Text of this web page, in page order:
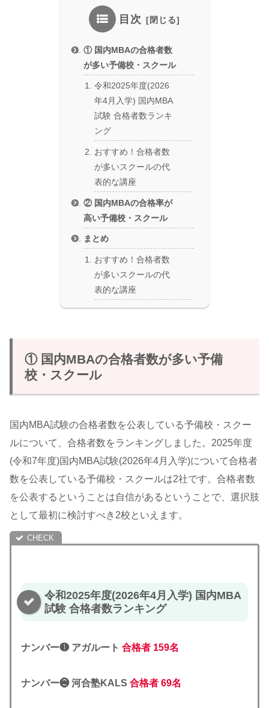
目次
① 国内MBAの合格者数
が多い予備校・スクール
令和2025年度(2026
年4月入学) 国内MBA
試験 合格者数ランキ
ング
おすすめ！合格者数
が多いスクールの代
表的な講座
② 国内MBAの合格率が
高い予備校・スクール
まとめ
おすすめ！合格者数
が多いスクールの代
表的な講座
① 国内MBAの合格者数が多い予備
校・スクール
国内MBA試験の合格者数を公表している予備校・スクー
ルについて、合格者数をランキングしました。2025年度
(令和7年度)国内MBA試験(2026年4月入学)について合格者
数を公表している予備校・スクールは2社です。合格者数
を公表するということは自信があるということで、選択肢
として最初に検討すべき2校といえます。
令和2025年度(2026年4月入学) 国内MBA
試験 合格者数ランキング
ナンバー❶ アガルート 合格者 159名
ナンバー❷ 河合塾KALS 合格者 69名